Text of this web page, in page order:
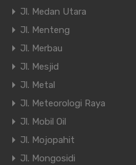
Jl. Medan Utara
Jl. Menteng
Jl. Merbau
Jl. Mesjid
Jl. Metal
Jl. Meteorologi Raya
Jl. Mobil Oil
Jl. Mojopahit
Jl. Mongosidi